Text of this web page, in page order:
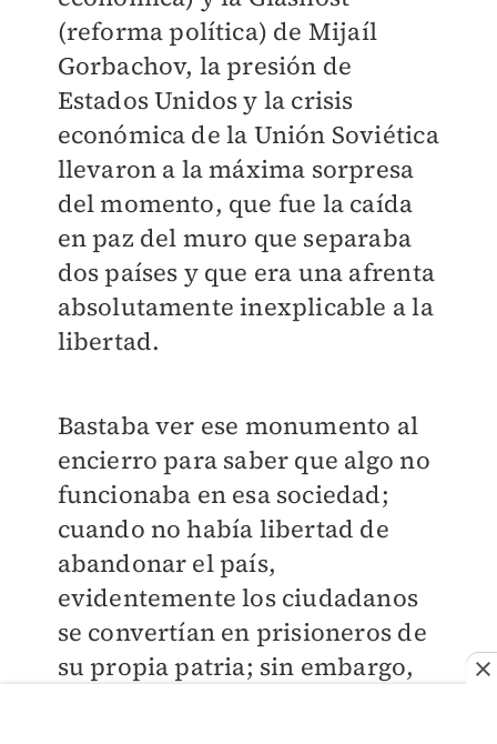
(reforma política) de Mijaíl
Gorbachov, la presión de
Estados Unidos y la crisis
económica de la Unión Soviética
llevaron a la máxima sorpresa
del momento, que fue la caída
en paz del muro que separaba
dos países y que era una afrenta
absolutamente inexplicable a la
libertad.
Bastaba ver ese monumento al
encierro para saber que algo no
funcionaba en esa sociedad;
cuando no había libertad de
abandonar el país,
evidentemente los ciudadanos
se convertían en prisioneros de
su propia patria; sin embargo,